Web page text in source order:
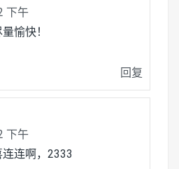
下午
愉快！
回复
下午
连啊，2333